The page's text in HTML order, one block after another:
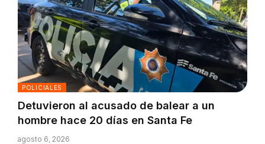
POLICIALES
Detuvieron al acusado de balear a un
hombre hace 20 días en Santa Fe
agosto 6, 2026